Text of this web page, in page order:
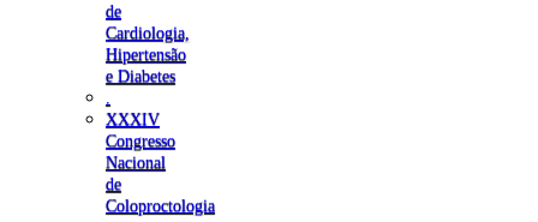
de
Cardiologia,
Hipertensão
e Diabetes
XXXIV
Congresso
Nacional
de
Coloproctologia